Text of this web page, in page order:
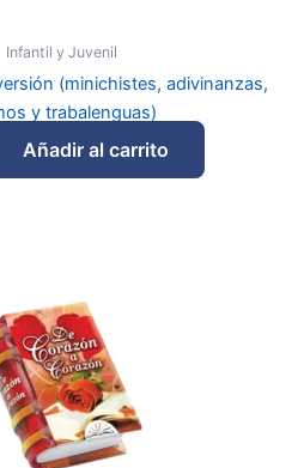
Infantil y Juvenil
(minichistes, adivinanzas,
y trabalenguas)
Añadir al carrito